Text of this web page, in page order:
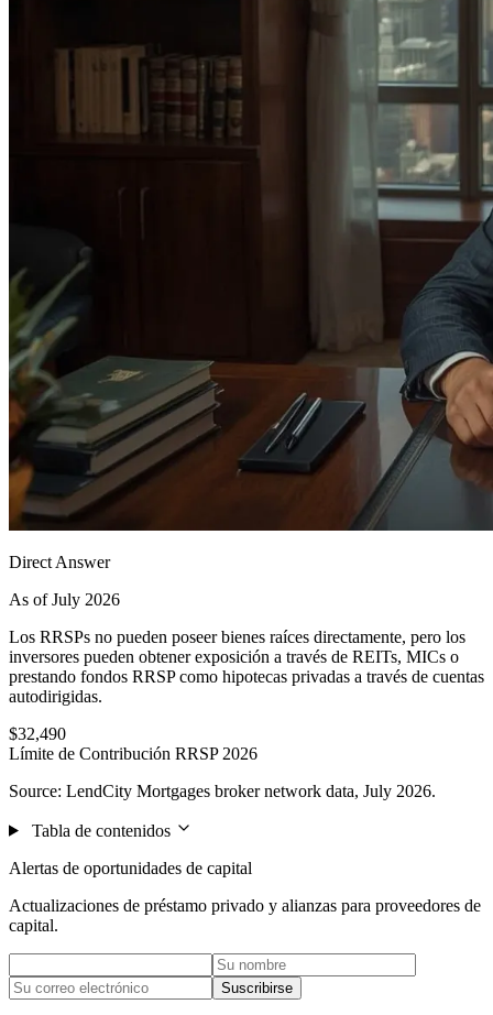
Direct Answer
As of July 2026
Los RRSPs no pueden poseer bienes raíces directamente, pero los
inversores pueden obtener exposición a través de REITs, MICs o
prestando fondos RRSP como hipotecas privadas a través de cuentas
autodirigidas.
$32,490
Límite de Contribución RRSP 2026
Source: LendCity Mortgages broker network data, July 2026.
Tabla de contenidos
Alertas de oportunidades de capital
Actualizaciones de préstamo privado y alianzas para proveedores de
capital.
Suscribirse